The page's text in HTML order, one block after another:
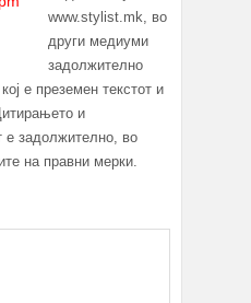
www.stylist.mk, во
други медиуми
задолжително
е преземен текстот и
и
е задолжително, во
на правни мерки.